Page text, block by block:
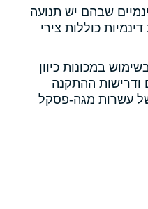
שבהם יש תנועה
כוללות צירי
במכונות כיוון
ודרישות ההתקנה
עשרות מגה-פסקל